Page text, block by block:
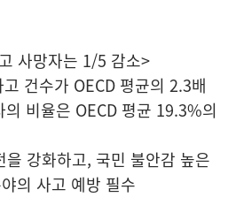
사망자는 1/5 감소>
건수가 OECD 평균의 2.3배
비율은 OECD 평균 19.3%의
을 강화하고, 국민 불안감 높은
의 사고 예방 필수